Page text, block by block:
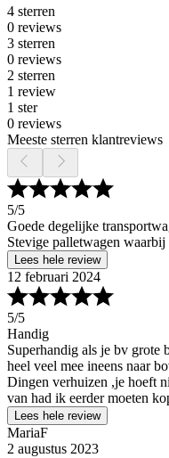
4 sterren
0 reviews
3 sterren
0 reviews
2 sterren
1 review
1 ster
0 reviews
Meeste sterren klantreviews
5/5
Goede degelijke
Stevige palletwagen
Lees hele review
12 februari 2024
5/5
Handig
Superhandig als je bv grote
heel veel mee ineens naar
Dingen verhuizen ,je hoeft
van had ik eerder moeten
Lees hele review
MariaF
2 augustus 2023